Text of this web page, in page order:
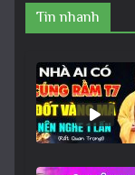
Tin nhanh